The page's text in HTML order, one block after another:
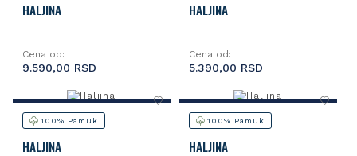
HALJINA
Cena od:
9.590,00 RSD
HALJINA
Cena od:
5.390,00 RSD
100% Pamuk
HALJINA
100% Pamuk
HALJINA